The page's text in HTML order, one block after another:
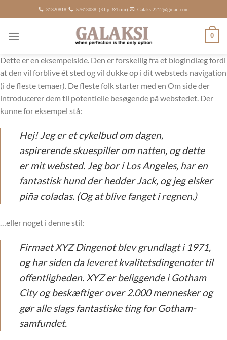
til
indhold
31320818 57613038 (Klip &Trim) Galaksi2212@gmail.com
0
Dette er en eksempelside. Den er forskellig fra et blogindlæg fordi
at den vil forblive ét sted og vil dukke op i dit websteds navigation
(i de fleste temaer). De fleste folk starter med en Om side der
introducerer dem til potentielle besøgende på webstedet. Der
kunne for eksempel stå:
Hej! Jeg er et cykelbud om dagen,
aspirerende skuespiller om natten, og dette
er mit websted. Jeg bor i Los Angeles, har en
fantastisk hund der hedder Jack, og jeg elsker
piña coladas. (Og at blive fanget i regnen.)
…eller noget i denne stil:
Firmaet XYZ Dingenot blev grundlagt i 1971,
og har siden da leveret kvalitetsdingenoter til
offentligheden. XYZ er beliggende i Gotham
City og beskæftiger over 2.000 mennesker og
gør alle slags fantastiske ting for Gotham-
samfundet.